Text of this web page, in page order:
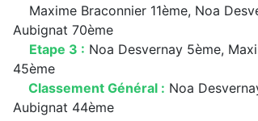
Maxime Braconnier 11ème, Noa
Aubignat 70ème
Etape 3 : Noa Desvernay 5ème,
45ème
Classement Général : Noa
Aubignat 44ème